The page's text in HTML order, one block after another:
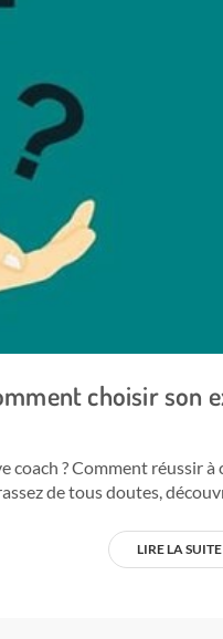
choisir son
? Comment réussir à
de tous doutes,
LIRE LA SUITE